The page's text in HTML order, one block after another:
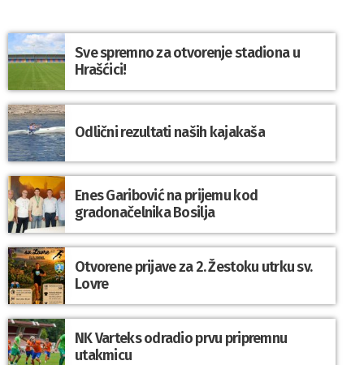
Sve spremno za otvorenje stadiona u
Hrašćici!
Odlični rezultati naših kajakaša
Enes Garibović na prijemu kod
gradonačelnika Bosilja
Otvorene prijave za 2. Žestoku utrku sv.
Lovre
NK Varteks odradio prvu pripremnu
utakmicu